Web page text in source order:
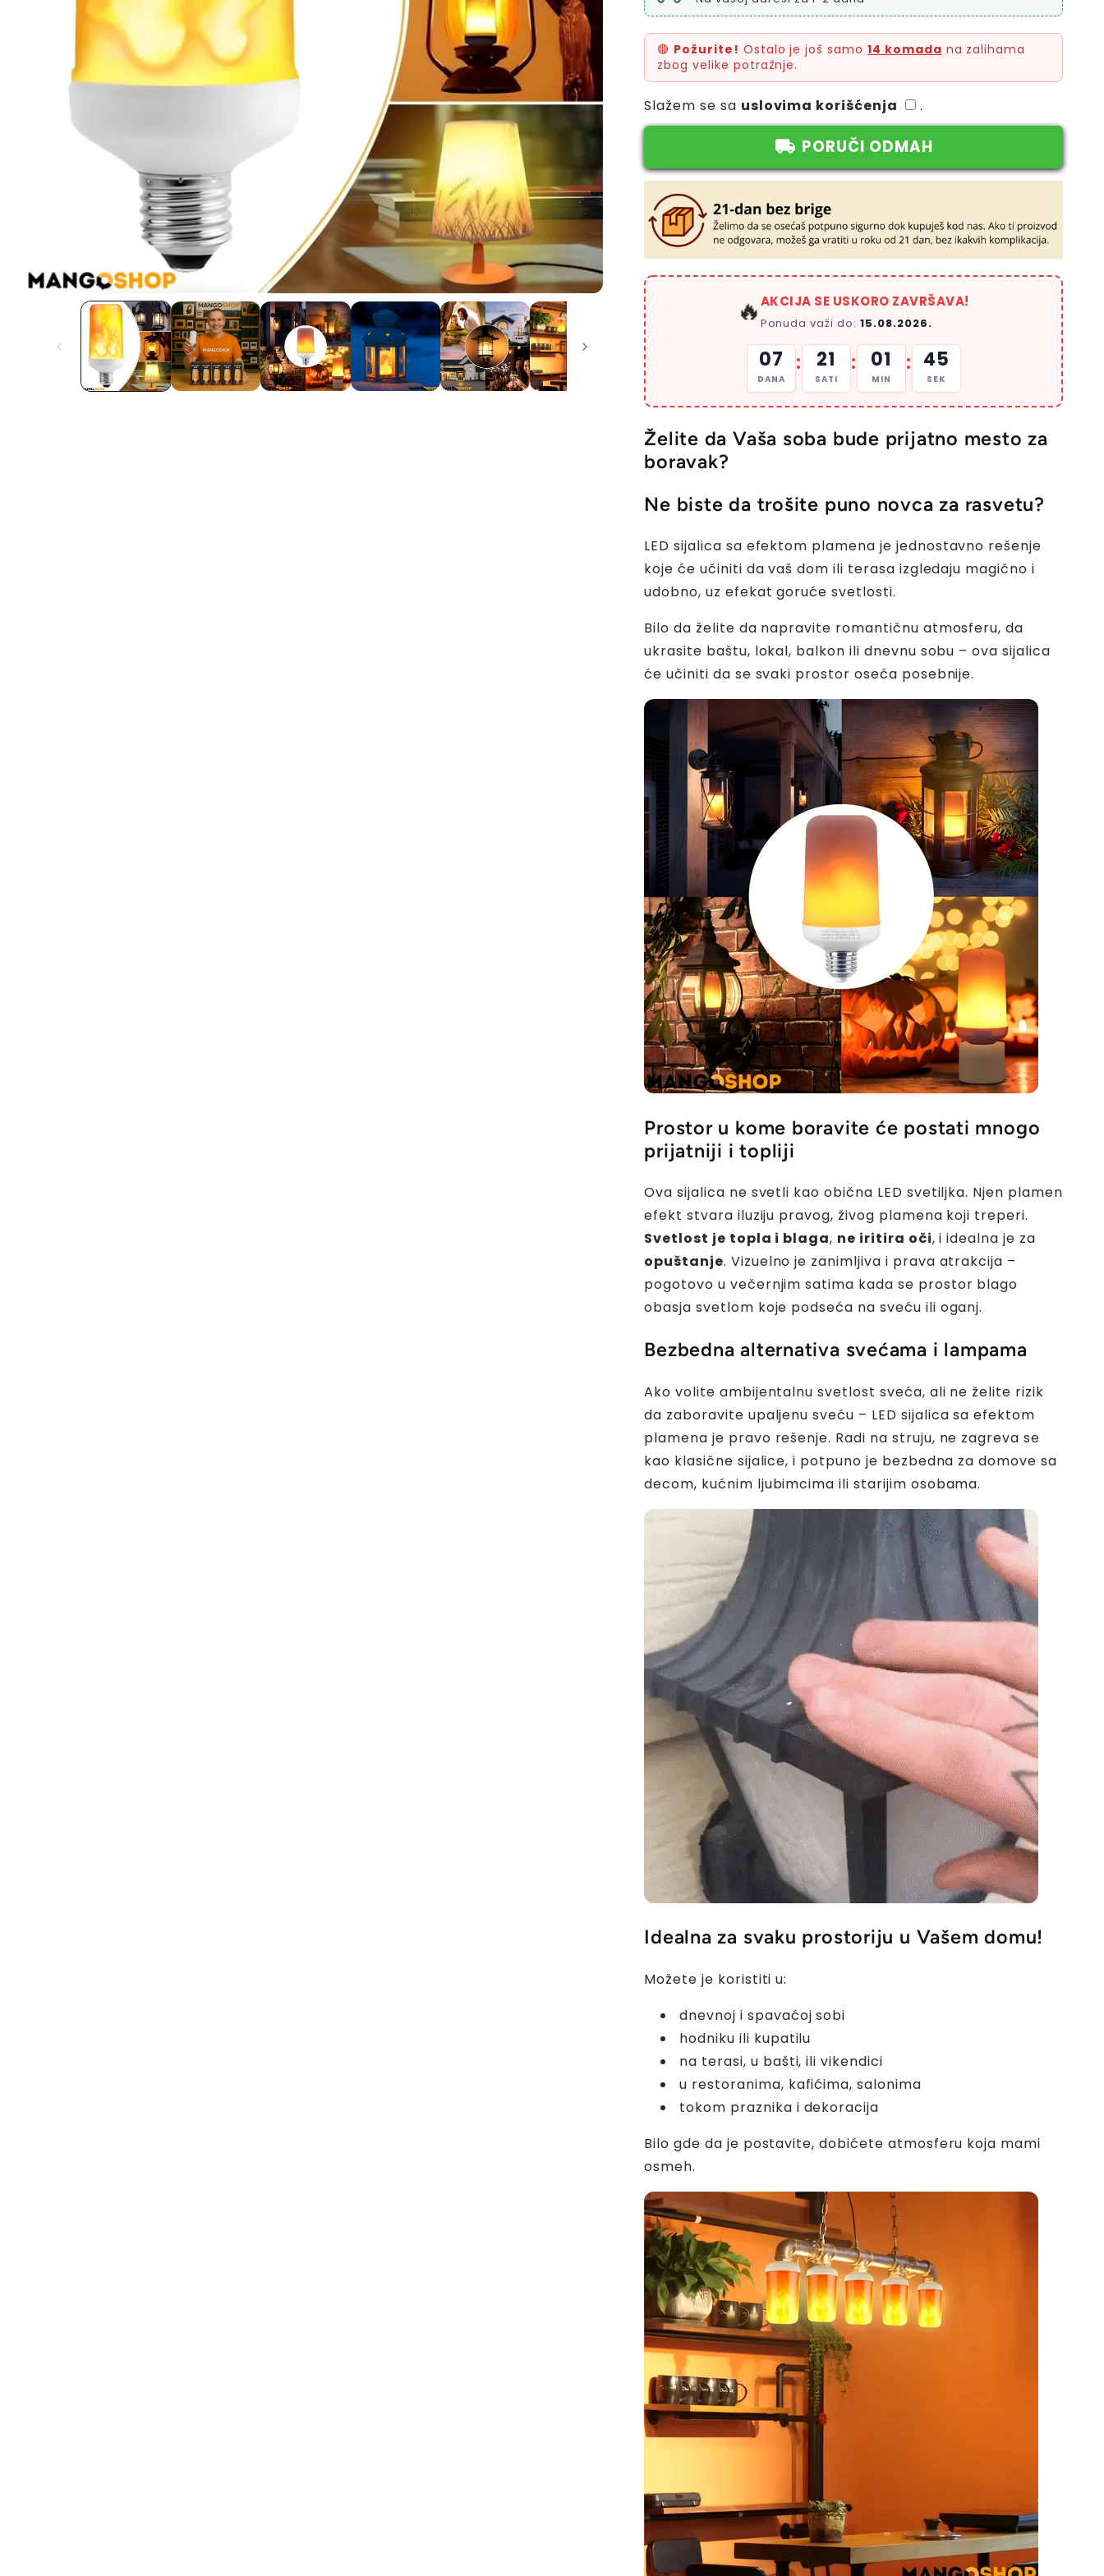
🔴 Požurite! Ostalo je još samo 14 komada na zalihama
zbog velike potražnje.
Slažem se sa uslovima korišćenja .
PORUČI ODMAH
🔥AKCIJA SE USKORO ZAVRŠAVA!
Ponuda važi do: 15.08.2026.
07
DANA
: 21
SATI
: 01
MIN
: 44
SEK
Želite da Vaša soba bude prijatno mesto za
boravak?
Ne biste da trošite puno novca za rasvetu?
LED sijalica sa efektom plamena je jednostavno rešenje
koje će učiniti da vaš dom ili terasa izgledaju magično i
udobno, uz efekat goruće svetlosti.
Bilo da želite da napravite romantičnu atmosferu, da
ukrasite baštu, lokal, balkon ili dnevnu sobu – ova sijalica
će učiniti da se svaki prostor oseća posebnije.
Prostor u kome boravite će postati mnogo
prijatniji i topliji
Ova sijalica ne svetli kao obična LED svetiljka. Njen plamen
efekt stvara iluziju pravog, živog plamena koji treperi.
Svetlost je topla i blaga, ne iritira oči, i idealna je za
opuštanje. Vizuelno je zanimljiva i prava atrakcija –
pogotovo u večernjim satima kada se prostor blago
obasja svetlom koje podseća na sveću ili oganj.
Bezbedna alternativa svećama i lampama
Ako volite ambijentalnu svetlost sveća, ali ne želite rizik
da zaboravite upaljenu sveću – LED sijalica sa efektom
plamena je pravo rešenje. Radi na struju, ne zagreva se
kao klasične sijalice, i potpuno je bezbedna za domove sa
decom, kućnim ljubimcima ili starijim osobama.
Idealna za svaku prostoriju u Vašem domu!
Možete je koristiti u:
dnevnoj i spavaćoj sobi
hodniku ili kupatilu
na terasi, u bašti, ili vikendici
u restoranima, kafićima, salonima
tokom praznika i dekoracija
Bilo gde da je postavite, dobićete atmosferu koja mami
osmeh.